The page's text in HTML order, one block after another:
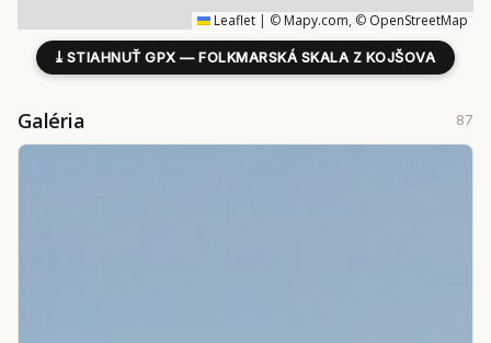
Leaflet | © Mapy.com, © OpenStreetMap
⤓ STIAHNUŤ GPX — FOLKMARSKÁ SKALA Z KOJŠOVA
Galéria 87